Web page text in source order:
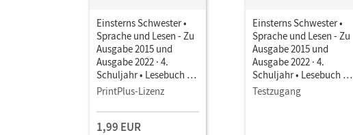
Einsterns Schwester •
Sprache und Lesen - Zu
Ausgabe 2015 und
Ausgabe 2022 · 4.
Schuljahr • Lesebuch als
E-Book
PrintPlus-Lizenz
1,99 EUR
Einsterns Schwester •
Sprache und Lesen - Zu
Ausgabe 2015 und
Ausgabe 2022 · 4.
Schuljahr • Lesebuch als
E-Book
Testzugang